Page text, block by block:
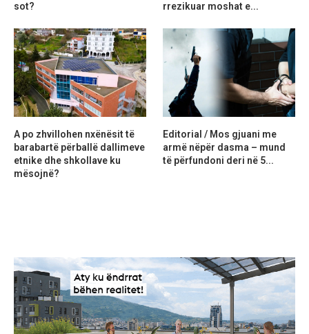
sot?
rrezikuar moshat e...
A po zhvillohen nxënësit të
barabartë përballë dallimeve
etnike dhe shkollave ku
mësojnë?
Editorial / Mos gjuani me
armë nëpër dasma – mund
të përfundoni deri në 5...